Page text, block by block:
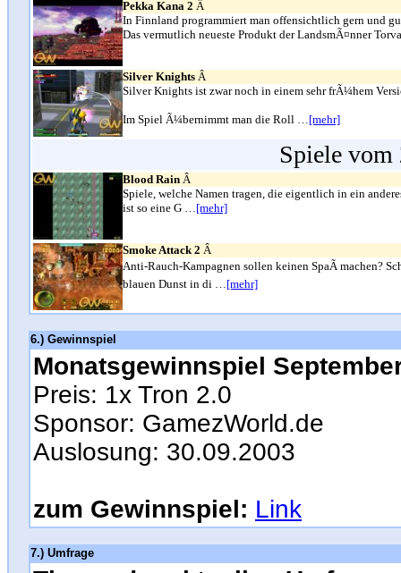
Pekka Kana 2 Â
In Finnland programmiert man offensichtlich gern und
Das vermutlich neueste Produkt der LandsmÃ¤nner
Silver Knights Â
Silver Knights ist zwar noch in einem sehr frÃ¼hem
Im Spiel Ã¼bernimmt man die Roll …[mehr]
Spiele vom
Blood Rain Â
Spiele, welche Namen tragen, die eigentlich in ein
ist so eine G …[mehr]
Smoke Attack 2 Â
Anti-Rauch-Kampagnen sollen keinen SpaÃ machen?
blauen Dunst in di …[mehr]
6.) Gewinnspiel
Monatsgewinnspiel
Preis: 1x Tron 2.0
Sponsor: GamezWorld.de
Auslosung: 30.09.2003
zum Gewinnspiel: Link
7.) Umfrage